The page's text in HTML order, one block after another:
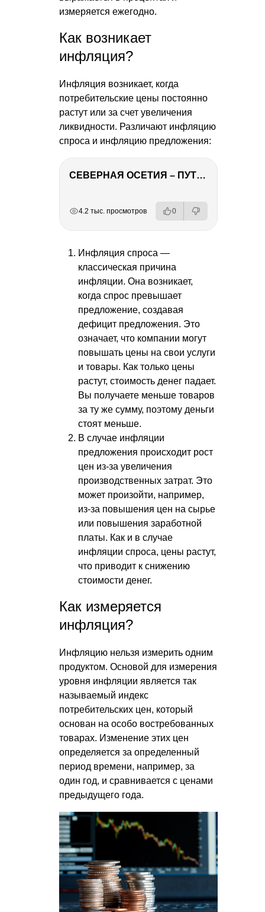
измеряется ежегодно.
Как возникает
инфляция?
Инфляция возникает, когда
потребительские цены постоянно
растут или за счет увеличения
ликвидности. Различают инфляцию
спроса и инфляцию предложения:
СЕВЕРНАЯ ОСЕТИЯ – ПУТЕШЕСТВИЕ НА КАВКАЗ часть 4
4.2 тыс. просмотров 0
Инфляция спроса —
классическая причина
инфляции. Она возникает,
когда спрос превышает
предложение, создавая
дефицит предложения. Это
означает, что компании могут
повышать цены на свои услуги
и товары. Как только цены
растут, стоимость денег падает.
Вы получаете меньше товаров
за ту же сумму, поэтому деньги
стоят меньше.
В случае инфляции
предложения происходит рост
цен из-за увеличения
производственных затрат. Это
может произойти, например,
из-за повышения цен на сырье
или повышения заработной
платы. Как и в случае
инфляции спроса, цены растут,
что приводит к снижению
стоимости денег.
Как измеряется
инфляция?
Инфляцию нельзя измерить одним
продуктом. Основой для измерения
уровня инфляции является так
называемый индекс
потребительских цен, который
основан на особо востребованных
товарах. Изменение этих цен
определяется за определенный
период времени, например, за
один год, и сравнивается с ценами
предыдущего года.